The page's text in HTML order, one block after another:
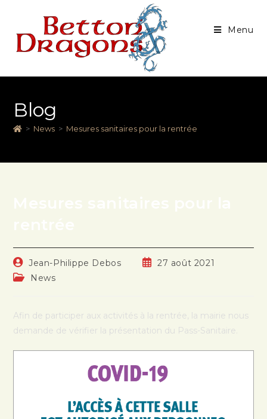
Menu
Blog
> News > Mesures sanitaires pour la rentrée
Jean-Philippe Debos
27 août 2021
News
Afin de participer aux activités à la rentrée, la mairie nous
demande de vérifier la présentation du Pass-Sanitaire.